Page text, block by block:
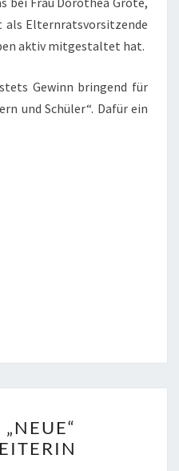
als Elternratsvorsitzende
aktiv mitgestaltet hat.
Gewinn bringend für
und Schüler“. Dafür ein
„NEUE“
SCHULLEITERIN